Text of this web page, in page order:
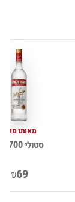
מאותו מותג
סטולי 700 מ"ל
₪69